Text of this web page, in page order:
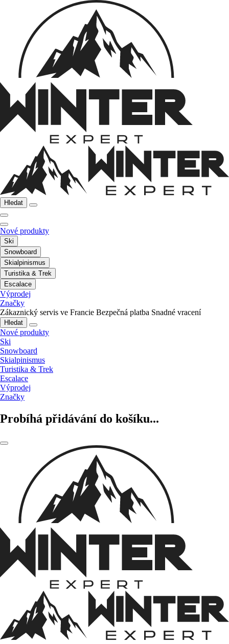
Hledat
Nové produkty
Ski
Snowboard
Skialpinismus
Turistika & Trek
Escalace
Výprodej
Značky
Zákaznický servis ve Francie Bezpečná platba Snadné vracení
Hledat
Nové produkty
Ski
Snowboard
Skialpinismus
Turistika & Trek
Escalace
Výprodej
Značky
Probíhá přidávání do košíku...